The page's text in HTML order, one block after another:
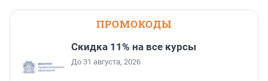
ПРОМОКОДЫ
Скидка 11% на все курсы
До 31 августа, 2026